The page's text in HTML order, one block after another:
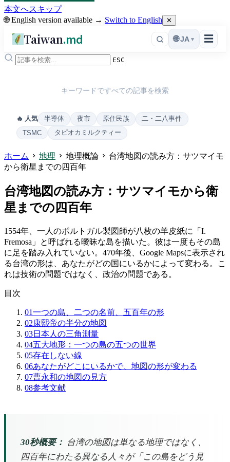
本文へスキップ
🌐 English version available → Switch to English ✕
Taiwan.md ☰
🌐 JA ▾
ESC
キーワードですべての記事を検索
🔥 人気 半導体 夜市 原住民族
二・二八事件
TSMC
タピオカミルクティー
ホーム 地理 地理概論
台湾地図の読み方：サツマイモ
から衛星までの四百年
台湾地図の読み方：サツマイモから衛
星までの四百年
1554年、一人のポルトガル製図師が八枚の羊皮紙に「I.
Fremosa」と呼ばれる曖昧な島を描いた。彼は一度もその島
に足を踏み入れていない。470年後、Google Mapsに表示され
る台湾の形は、あなたがどの国にいるかによって変わる。こ
れは技術の問題ではなく、政治の問題である。
目次
01一つの島、二つの名前、五百年の形
02康熙帝の半分の地図
03日本人の三角測量
04五大地形：一つの島の五つの世界
05存在しない線
06あなたがどこにいるかで、地図の形が変わる
07曹永和の地図の見方
08参考文献
30秒概要：
台湾の地図は単なる地理ではなく、
四百年にわたる異なる人々が「この島をどう見